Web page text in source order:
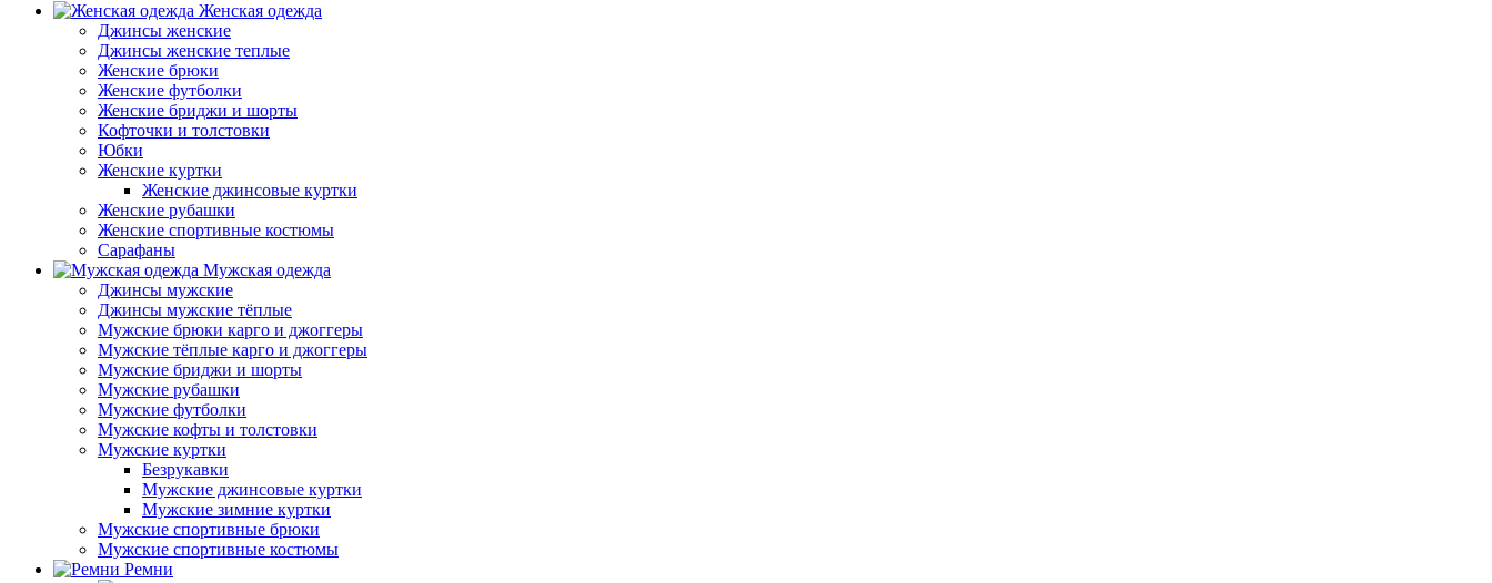
Женская одежда
Джинсы женские
Джинсы женские теплые
Женские брюки
Женские футболки
Женские бриджи и шорты
Кофточки и толстовки
Юбки
Женские куртки
Женские джинсовые куртки
Женские рубашки
Женские спортивные костюмы
Сарафаны
Мужская одежда
Джинсы мужские
Джинсы мужские тёплые
Мужские брюки карго и джоггеры
Мужские тёплые карго и джоггеры
Мужские бриджи и шорты
Мужские рубашки
Мужские футболки
Мужские кофты и толстовки
Мужские куртки
Безрукавки
Мужские джинсовые куртки
Мужские зимние куртки
Мужские спортивные брюки
Мужские спортивные костюмы
Ремни